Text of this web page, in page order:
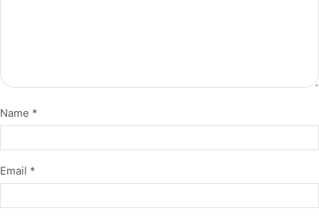
Name *
Email *